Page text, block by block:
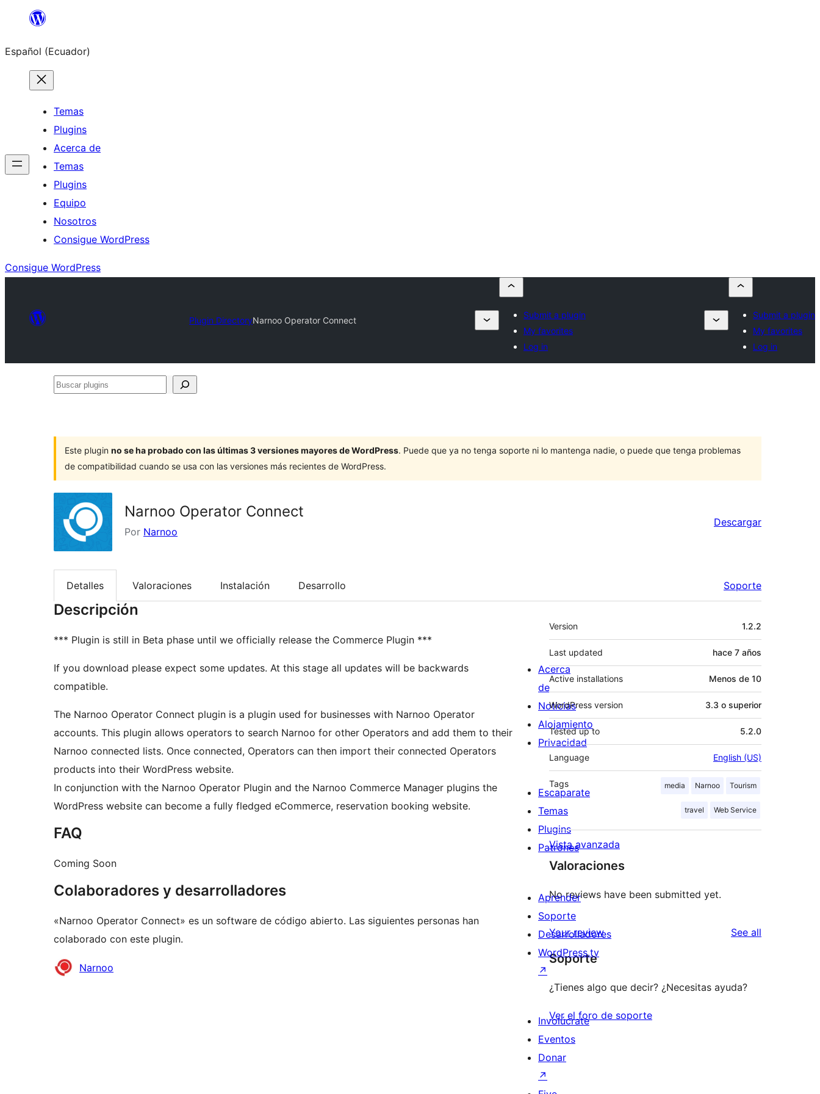
Saltar
contenido
Español (Ecuador)
Temas
Plugins
Acerca de
Temas
Plugins
Equipo
Nosotros
Consigue WordPress
Consigue WordPress
Plugin DirectoryNarnoo Operator Connect
Submit a plugin
My favorites
Log in
Submit a plugin
My favorites
Log in
Buscar
Este plugin no se ha probado con las últimas 3 versiones mayores de WordPress. Puede que ya no tenga soporte ni lo mantenga nadie, o puede que tenga problemas
de compatibilidad cuando se usa con las versiones más recientes de WordPress.
Narnoo Operator Connect
Por Narnoo
Descargar
Detalles Valoraciones Instalación Desarrollo Soporte
Descripción
*** Plugin is still in Beta phase until we officially release the Commerce Plugin ***
If you download please expect some updates. At this stage all updates will be backwards
compatible.
The Narnoo Operator Connect plugin is a plugin used for businesses with Narnoo Operator
accounts. This plugin allows operators to search Narnoo for other Operators and add them to their
Narnoo connected lists. Once connected, Operators can then import their connected Operators
products into their WordPress website.
In conjunction with the Narnoo Operator Plugin and the Narnoo Commerce Manager plugins the
WordPress website can become a fully fledged eCommerce, reservation booking website.
FAQ
Coming Soon
Colaboradores y desarrolladores
«Narnoo Operator Connect» es un software de código abierto. Las siguientes personas han
colaborado con este plugin.
Colaboradores
Narnoo
Meta
Version 1.2.2
Last updated hace 7 años
Active installations Menos de 10
WordPress version 3.3 o superior
Tested up to 5.2.0
Language English (US)
Tags media Narnoo Tourism
travel Web Service
Vista avanzada
Valoraciones
No reviews have been submitted yet.
Your review See all
Soporte
¿Tienes algo que decir? ¿Necesitas ayuda?
Ver el foro de soporte
Acerca
de
Noticias
Alojamiento
Privacidad
Escaparate
Temas
Plugins
Patrones
Aprender
Soporte
Desarrolladores
WordPress.tv
↗
Involúcrate
Eventos
Donar
↗